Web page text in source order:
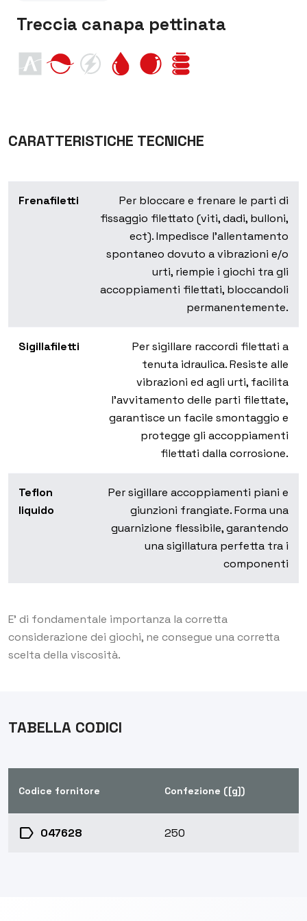
Treccia canapa pettinata
CARATTERISTICHE TECNICHE
Frenafiletti
Per bloccare e frenare le parti di
fissaggio filettato (viti, dadi, bulloni,
ect). Impedisce l’allentamento
spontaneo dovuto a vibrazioni e/o
urti, riempie i giochi tra gli
accoppiamenti filettati, bloccandoli
permanentemente.
Sigillafiletti
Per sigillare raccordi filettati a
tenuta idraulica. Resiste alle
vibrazioni ed agli urti, facilita
l’avvitamento delle parti filettate,
garantisce un facile smontaggio e
protegge gli accoppiamenti
filettati dalla corrosione.
Teflon
liquido
Per sigillare accoppiamenti piani e
giunzioni frangiate. Forma una
guarnizione flessibile, garantendo
una sigillatura perfetta tra i
componenti
E' di fondamentale importanza la corretta
considerazione dei giochi, ne consegue una corretta
scelta della viscosità.
TABELLA CODICI
Codice fornitore Confezione ([g])
label 047628 250